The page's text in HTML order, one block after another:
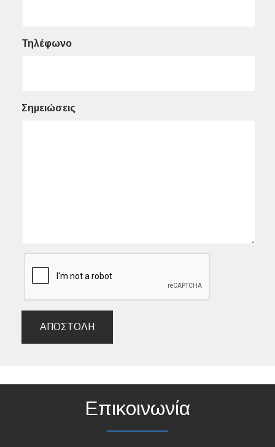
Τηλέφωνο
Σημειώσεις
ΑΠΟΣΤΟΛΉ
Επικοινωνία